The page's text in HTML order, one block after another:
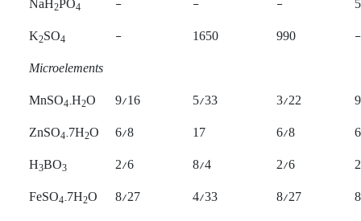
2 4
K2SO4 - 1650 990
-
Microelements
MnSO4.H2O 9/16 5/33 3/22
ZnSO4.7H2O 6/8 17 6/8
H3BO3 2/6 8/4 2/6
FeSO4.7H2O 8/27 4/33 8/27